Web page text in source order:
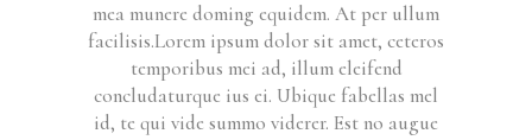
mea munere doming equidem. At per ullum
facilisis.Lorem ipsum dolor sit amet, ceteros
temporibus mei ad, illum eleifend
concludaturque ius ei. Ubique fabellas mel
id, te qui vide summo viderer. Est no augue